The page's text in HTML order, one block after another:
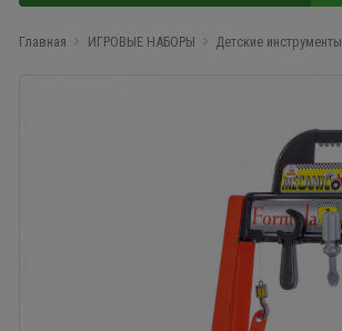
Главная ИГРОВЫЕ НАБОРЫ Детские инструменты